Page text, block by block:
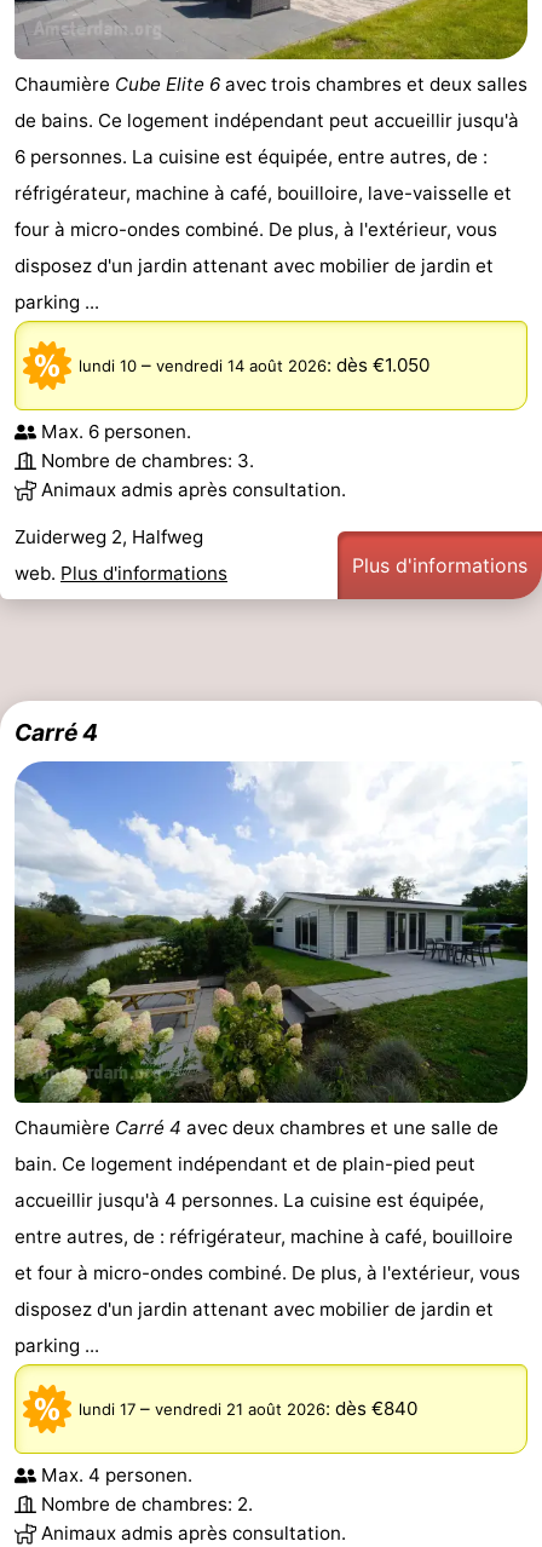
Chaumière Cube Elite 6 avec trois chambres et deux salles
de bains. Ce logement indépendant peut accueillir jusqu'à
6 personnes. La cuisine est équipée, entre autres, de :
réfrigérateur, machine à café, bouilloire, lave-vaisselle et
four à micro-ondes combiné. De plus, à l'extérieur, vous
disposez d'un jardin attenant avec mobilier de jardin et
parking ...
lundi 10 – vendredi 14 août 2026: dès €1.050
Max. 6 personen.
Nombre de chambres: 3.
Animaux admis après consultation.
Zuiderweg 2, Halfweg
web. Plus d'informations Plus d'informations
Carré 4
Chaumière Carré 4 avec deux chambres et une salle de
bain. Ce logement indépendant et de plain-pied peut
accueillir jusqu'à 4 personnes. La cuisine est équipée,
entre autres, de : réfrigérateur, machine à café, bouilloire
et four à micro-ondes combiné. De plus, à l'extérieur, vous
disposez d'un jardin attenant avec mobilier de jardin et
parking ...
lundi 17 – vendredi 21 août 2026: dès €840
Max. 4 personen.
Nombre de chambres: 2.
Animaux admis après consultation.